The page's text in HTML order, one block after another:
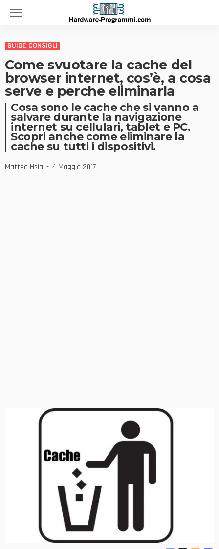
GUIDE CONSIGLI
Come svuotare la cache del
browser internet, cos’è, a cosa
serve e perche eliminarla
Cosa sono le cache che si vanno a
salvare durante la navigazione
internet su cellulari, tablet e PC.
Scopri anche come eliminare la
cache su tutti i dispositivi.
Matteo Hsia 4 Maggio 2017